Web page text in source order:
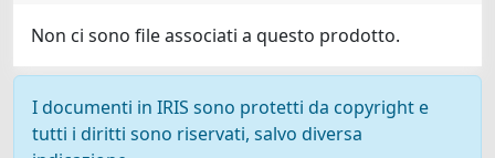
Non ci sono file associati a questo prodotto.
I documenti in IRIS sono protetti da copyright e
tutti i diritti sono riservati, salvo diversa